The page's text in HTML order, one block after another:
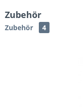
Zubehör
Zubehör 4